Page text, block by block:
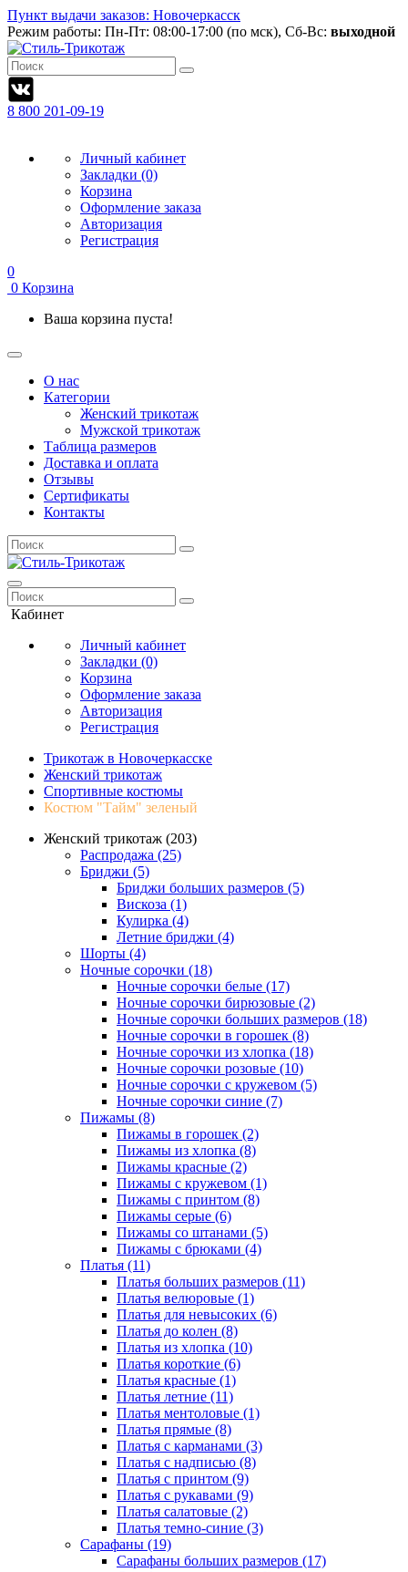
Пункт выдачи заказов: Новочеркасск
Режим работы: Пн-Пт: 08:00-17:00 (по мск), Сб-Вс: выходной
8 800 201-09-19
Личный кабинет
Закладки (0)
Корзина
Оформление заказа
Авторизация
Регистрация
0
0 Корзина
Ваша корзина пуста!
О нас
Категории
Женский трикотаж
Мужской трикотаж
Таблица размеров
Доставка и оплата
Отзывы
Сертификаты
Контакты
Кабинет
Личный кабинет
Закладки (0)
Корзина
Оформление заказа
Авторизация
Регистрация
Трикотаж в Новочеркасске
Женский трикотаж
Спортивные костюмы
Костюм "Тайм" зеленый
Женский трикотаж (203)
Распродажа (25)
Бриджи (5)
Бриджи больших размеров (5)
Вискоза (1)
Кулирка (4)
Летние бриджи (4)
Шорты (4)
Ночные сорочки (18)
Ночные сорочки белые (17)
Ночные сорочки бирюзовые (2)
Ночные сорочки больших размеров (18)
Ночные сорочки в горошек (8)
Ночные сорочки из хлопка (18)
Ночные сорочки розовые (10)
Ночные сорочки с кружевом (5)
Ночные сорочки синие (7)
Пижамы (8)
Пижамы в горошек (2)
Пижамы из хлопка (8)
Пижамы красные (2)
Пижамы с кружевом (1)
Пижамы с принтом (8)
Пижамы серые (6)
Пижамы со штанами (5)
Пижамы с брюками (4)
Платья (11)
Платья больших размеров (11)
Платья велюровые (1)
Платья для невысоких (6)
Платья до колен (8)
Платья из хлопка (10)
Платья короткие (6)
Платья красные (1)
Платья летние (11)
Платья ментоловые (1)
Платья прямые (8)
Платья с карманами (3)
Платья с надписью (8)
Платья с принтом (9)
Платья с рукавами (9)
Платья салатовые (2)
Платья темно-синие (3)
Сарафаны (19)
Сарафаны больших размеров (17)